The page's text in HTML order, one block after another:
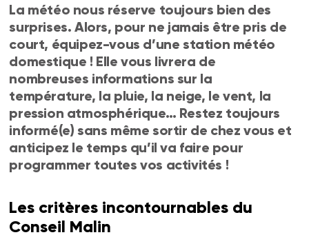
La météo nous réserve toujours bien des
surprises. Alors, pour ne jamais être pris de
court, équipez-vous d’une station météo
domestique ! Elle vous livrera de
nombreuses informations sur la
température, la pluie, la neige, le vent, la
pression atmosphérique… Restez toujours
informé(e) sans même sortir de chez vous et
anticipez le temps qu’il va faire pour
programmer toutes vos activités !
Les critères incontournables du
Conseil Malin